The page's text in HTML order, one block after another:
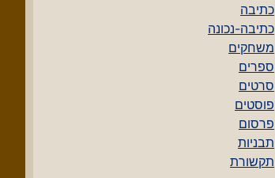
כתיבה
כתיבה-נכונה
משחקים
ספרים
סרטים
פוסטים
פרסום
תבניות
תקשורת